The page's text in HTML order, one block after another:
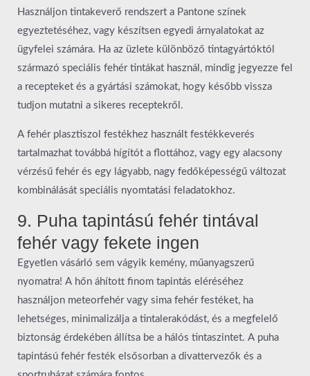
Használjon tintakeverő rendszert a Pantone színek
egyeztetéséhez, vagy készítsen egyedi árnyalatokat az
ügyfelei számára. Ha az üzlete különböző tintagyártóktól
származó speciális fehér tintákat használ, mindig jegyezze fel
a recepteket és a gyártási számokat, hogy később vissza
tudjon mutatni a sikeres receptekről.
A fehér plasztiszol festékhez használt festékkeverés
tartalmazhat továbbá hígítót a flottához, vagy egy alacsony
vérzésű fehér és egy lágyabb, nagy fedőképességű változat
kombinálását speciális nyomtatási feladatokhoz.
9. Puha tapintású fehér tintával
fehér vagy fekete ingen
Egyetlen vásárló sem vágyik kemény, műanyagszerű
nyomatra! A hőn áhított finom tapintás eléréséhez
használjon meteorfehér vagy sima fehér festéket, ha
lehetséges, minimalizálja a tintalerakódást, és a megfelelő
biztonság érdekében állítsa be a hálós tintaszintet. A puha
tapintású fehér festék elsősorban a divattervezők és a